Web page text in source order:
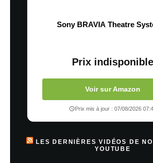
Sony BRAVIA Theatre
Prix indisponible
Voir sur Amazon
Prix mis à jour : 07/08/2026
LES DERNIÈRES VIDÉOS DE
YOUTUBE